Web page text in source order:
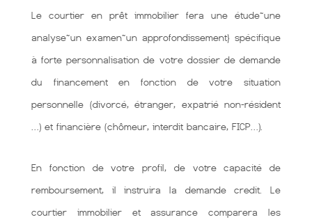
Le courtier en prêt immobilier fera une étude~une
analyse~un examen~un approfondissement} spécifique
à forte personnalisation de votre dossier de demande
du financement en fonction de votre situation
personnelle (divorcé, étranger, expatrié non-résident
…) et financière (chômeur, interdit bancaire, FICP…).
En fonction de votre profil, de votre capacité de
remboursement, il instruira la demande credit. Le
courtier immobilier et assurance comparera les